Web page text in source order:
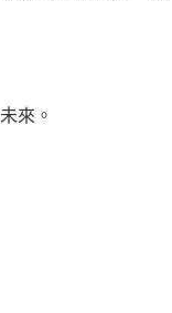
來。